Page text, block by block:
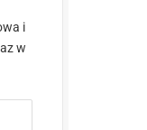
i
w